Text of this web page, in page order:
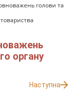
голови та
органу
Наступна